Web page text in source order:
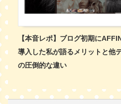
【本音レポ】ブログ初期に
導入した私が語るメリットと他
の圧倒的な違い